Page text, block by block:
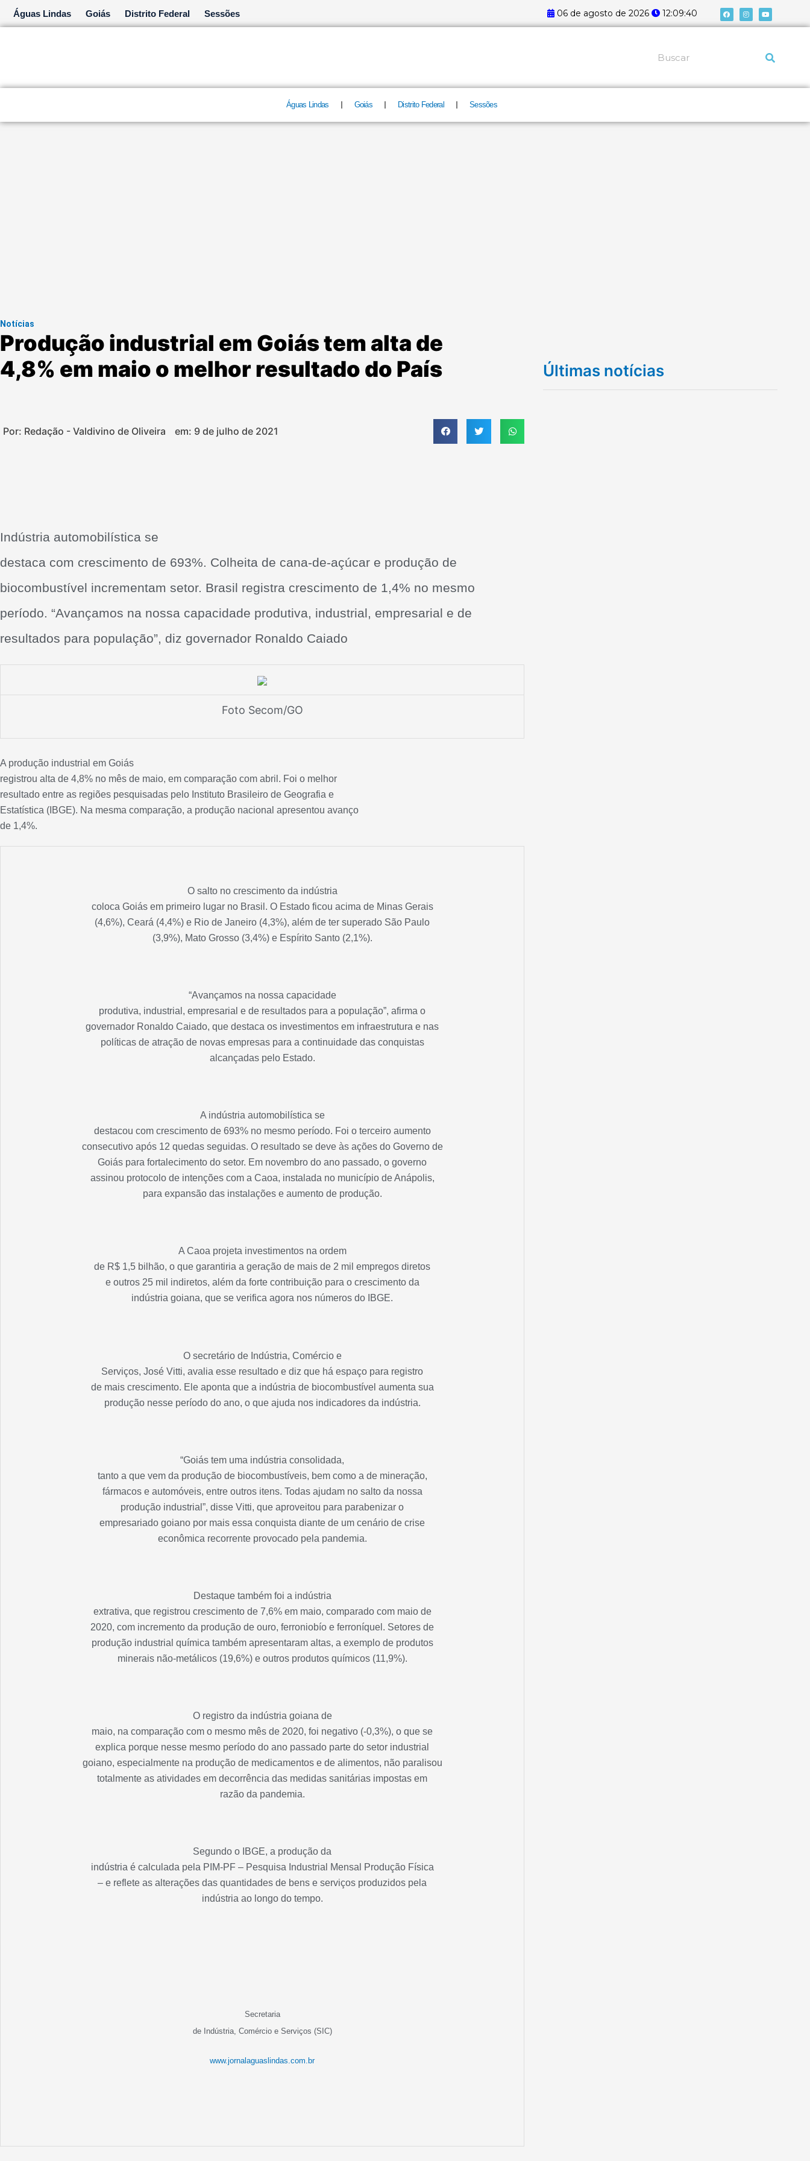
para
Águas Lindas Goiás Distrito Federal Sessões 06 de agosto de 2026 12:09:41 F
a
c
e
I
n
s
t
Y
o
u
t
Pesquisar
Águas Lindas Goiás Distrito Federal Sessões
Notícias
Produção industrial em Goiás tem alta de
4,8% em maio o melhor resultado do País
Por: Redação - Valdivino de Oliveira em: 9 de julho de 2021
Indústria automobilística se
destaca com crescimento de 693%. Colheita de cana-de-açúcar e produção de
biocombustível incrementam setor. Brasil registra crescimento de 1,4% no mesmo
período. “Avançamos na nossa capacidade produtiva, industrial, empresarial e de
resultados para população”, diz governador Ronaldo Caiado
Foto Secom/GO
A produção industrial em Goiás
registrou alta de 4,8% no mês de maio, em comparação com abril. Foi o melhor
resultado entre as regiões pesquisadas pelo Instituto Brasileiro de Geografia e
Estatística (IBGE). Na mesma comparação, a produção nacional apresentou avanço
de 1,4%.
O salto no crescimento da indústria
coloca Goiás em primeiro lugar no Brasil. O Estado ficou acima de Minas Gerais
(4,6%), Ceará (4,4%) e Rio de Janeiro (4,3%), além de ter superado São Paulo
(3,9%), Mato Grosso (3,4%) e Espírito Santo (2,1%).
“Avançamos na nossa capacidade
produtiva, industrial, empresarial e de resultados para a população”, afirma o
governador Ronaldo Caiado, que destaca os investimentos em infraestrutura e nas
políticas de atração de novas empresas para a continuidade das conquistas
alcançadas pelo Estado.
A indústria automobilística se
destacou com crescimento de 693% no mesmo período. Foi o terceiro aumento
consecutivo após 12 quedas seguidas. O resultado se deve às ações do Governo de
Goiás para fortalecimento do setor. Em novembro do ano passado, o governo
assinou protocolo de intenções com a Caoa, instalada no município de Anápolis,
para expansão das instalações e aumento de produção.
A Caoa projeta investimentos na ordem
de R$ 1,5 bilhão, o que garantiria a geração de mais de 2 mil empregos diretos
e outros 25 mil indiretos, além da forte contribuição para o crescimento da
indústria goiana, que se verifica agora nos números do IBGE.
O secretário de Indústria, Comércio e
Serviços, José Vitti, avalia esse resultado e diz que há espaço para registro
de mais crescimento. Ele aponta que a indústria de biocombustível aumenta sua
produção nesse período do ano, o que ajuda nos indicadores da indústria.
“Goiás tem uma indústria consolidada,
tanto a que vem da produção de biocombustíveis, bem como a de mineração,
fármacos e automóveis, entre outros itens. Todas ajudam no salto da nossa
produção industrial”, disse Vitti, que aproveitou para parabenizar o
empresariado goiano por mais essa conquista diante de um cenário de crise
econômica recorrente provocado pela pandemia.
Destaque também foi a indústria
extrativa, que registrou crescimento de 7,6% em maio, comparado com maio de
2020, com incremento da produção de ouro, ferroniobío e ferroníquel. Setores de
produção industrial química também apresentaram altas, a exemplo de produtos
minerais não-metálicos (19,6%) e outros produtos químicos (11,9%).
O registro da indústria goiana de
maio, na comparação com o mesmo mês de 2020, foi negativo (-0,3%), o que se
explica porque nesse mesmo período do ano passado parte do setor industrial
goiano, especialmente na produção de medicamentos e de alimentos, não paralisou
totalmente as atividades em decorrência das medidas sanitárias impostas em
razão da pandemia.
Segundo o IBGE, a produção da
indústria é calculada pela PIM-PF – Pesquisa Industrial Mensal Produção Física
– e reflete as alterações das quantidades de bens e serviços produzidos pela
indústria ao longo do tempo.
Secretaria
de Indústria, Comércio e Serviços (SIC)
www.jornalaguaslindas.com.br
Últimas notícias